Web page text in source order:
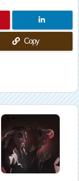
Copy